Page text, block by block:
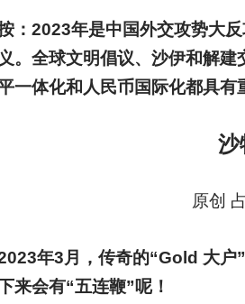
：2023年是中国外交攻势大
。全球文明倡议、沙伊和解
一体化和人民币国际化都具有
沙
原创
年3月，传奇的“Gold 大户
来会有“五连鞭”呢！